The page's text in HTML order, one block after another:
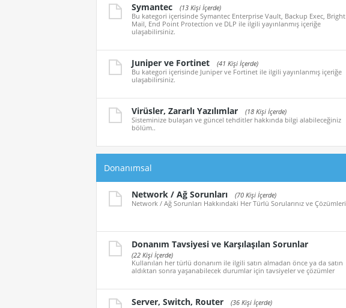
Symantec
(13 Kişi İçerde)
Bu kategori içerisinde Symantec Enterprise Vault, Backup Exec, Bright
Mail, End Point Protection ve DLP ile ilgili yayınlanmış içeriğe
ulaşabilirsiniz.
Juniper ve Fortinet
(41 Kişi İçerde)
Bu kategori içerisinde Juniper ve Fortinet ile ilgili yayınlanmış içeriğe
ulaşabilirsiniz.
Virüsler, Zararlı Yazılımlar
(18 Kişi İçerde)
Sisteminize bulaşan ve güncel tehditler hakkında bilgi alabileceğiniz
bölüm..
Donanımsal
Network / Ağ Sorunları
(70 Kişi İçerde)
Network / Ağ Sorunları Hakkındaki Her Türlü Sorularınız ve Çözümleri
Donanım Tavsiyesi ve Karşılaşılan Sorunlar
(22 Kişi İçerde)
Kullanılan her türlü donanım ile ilgili satın almadan önce ya da satın
aldıktan sonra yaşanabilecek durumlar için tavsiyeler ve çözümler
Server, Switch, Router (36 Kişi İçerde)